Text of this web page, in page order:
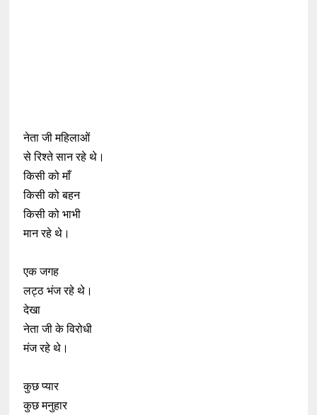
नेता जी महिलाओं
से रिश्ते सान रहे थे।
किसी को माँ
किसी को बहन
किसी को भाभी
मान रहे थे।
एक जगह
लट्ठ भंज रहे थे।
देखा
नेता जी के विरोधी
मंज रहे थे।
कुछ प्यार
कुछ मनुहार